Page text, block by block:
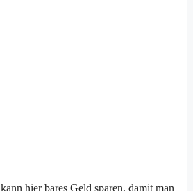
kann hier bares Geld sparen, damit man